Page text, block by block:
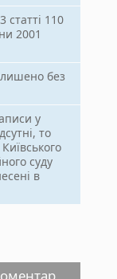
статті 110
2001
без
у
то
суду
в